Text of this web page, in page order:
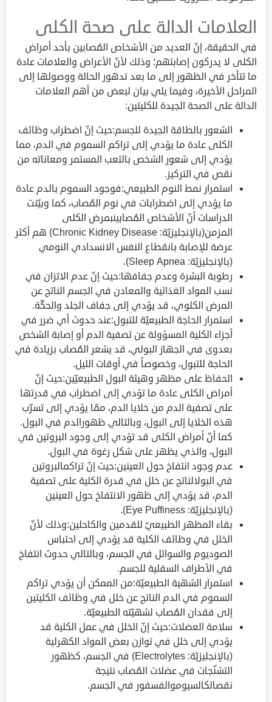
العلامات الدالة على صحة الكلى
في الحقيقة، إنّ العديد من الأشخاص المُصابين بأحد أمراض
الكلى لا يدركون إصابتهم؛ وذلك لأنّ الأعراض والعلامات عادة
ما تتأخر في الظهور إلى ما بعد تدهور الحالة ووصولها إلى
المراحل الأخيرة، وفيما يلي بيان لبعض من أهم العلامات
الدالة على الصحة الجيدة للكليتين:
الشعور بالطاقة الجيدة للجسم:حيث إنّ اضطراب وظائف
الكلى عادة ما يؤدي إلى تراكم السموم في الدم، مما
يؤدي إلى شعور الشخص بالتعب المستمر ومعاناته من
نقص في التركيز.
استمرار نمط النوم الطبيعي:فوجود السموم بالدم عادة
ما يؤدي إلى اضطرابات في نوم المُصاب، كما وبيّنت
الدراسات أنّ الأشخاص المُصابينبمرض الكلى
المزمن(بالإنجليزيّة: Chronic Kidney Disease) هم أكثر
عرضة للإصابة بانقطاع النفس الانسدادي النومي
(بالإنجليزيّة: Sleep Apnea).
رطوبة البشرة وعدم جفافها:حيث إنّ عدم الاتزان في
نسب المواد الغذائية والمعادن في الجسم الناتج عن
المرض الكلوي، قد يؤدي إلى جفاف الجلد والحكّة.
استمرار الحاجة الطبيعيّة للتبول:عند حدوث أي ضرر في
أجزاء الكلية المسؤولة عن تصفية الدم أو إصابة الشخص
بعدوى في الجهاز البولي، قد يشعر المُصاب بزيادة في
الحاجة للتبول، وخصوصاً في أوقات الليل.
الحفاظ على مظهر وهيئة البول الطبيعيّين:حيث إنّ
أمراض الكلى عادة ما تؤدي إلى اضطراب في قدرتها
على تصفية الدم من خلايا الدم، ممّا يؤدي إلى تسرّب
هذه الخلايا إلى البول، وبالتالي ظهورالدم في البول.
كما أنّ أمراض الكلى قد تؤدي إلى وجود البروتين في
البول، والذي يظهر على شكل رغوة في البول.
عدم وجود انتفاخ حول العينين:حيث إنّ تراكمالبروتين
في البولالناتج عن خلل في قدرة الكلية على تصفية
الدم، قد يؤدي إلى ظهور الانتفاخ حول العينين
(بالإنجليزيّة: Eye Puffiness).
بقاء المظهر الطبيعيّ للقدمين والكاحلين:وذلك لأنّ
الخلل في وظائف الكلية قد يؤدي إلى احتباس
الصوديوم والسوائل في الجسم، وبالتالي حدوث انتفاخ
في الأطراف السفلية للجسم.
استمرار الشهية الطبيعيّة:من الممكن أن يؤدي تراكم
السموم في الدم الناتج عن خلل في وظائف الكليتين
إلى فقدان المُصاب لشهيّته الطبيعيّة.
سلامة العضلات:حيث إنّ الخلل في عمل الكلية قد
يؤدي إلى خلل في توازن بعض المواد الكهرلية
(بالإنجليزيّة: Electrolytes) في الجسم، كظهور
التشنّجات في عضلات المُصاب نتيجة
نقصالكالسيوموالفسفور في الجسم.